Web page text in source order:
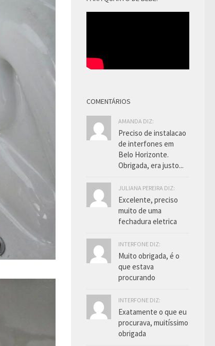
COMENTÁRIOS
AMANDA DIZ:
Preciso de instalacao
de interfones em
Belo Horizonte.
Obrigada, era justo...
JULIANA PEREIRA DIZ:
Excelente, preciso
muito de uma
fechadura eletrica
INTERFONE DIZ:
Muito obrigada, é o
que estava
procurando
INTERFONE DIZ:
Exatamente o que eu
procurava, muitíssimo
obrigada